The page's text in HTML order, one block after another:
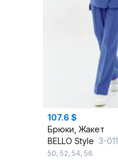
107.6 $
Брюки, Жакет
BELLO Style 3-011
50, 52, 54, 56